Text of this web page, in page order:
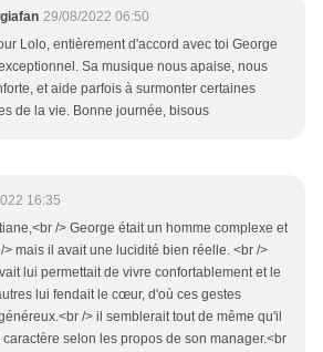
29/08/2022 06:50
Lolo, entièrement d'accord avec toi George
Sa musique nous apaise, nous
et aide parfois à surmonter certaines
de la vie. Bonne journée, bisous
16:35
/> George était un homme complexe et
> mais il avait une lucidité bien réelle. <br />
lui permettait de vivre confortablement et le
lui fendait le cœur, d'où ces gestes
/> il semblerait tout de même qu'il
selon les propos de son manager.<br